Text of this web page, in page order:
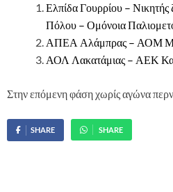
Ελπίδα Γουρρίου –
Πόλου – Ομόνοια
ΑΠΕΑ Αλάμπρας – ΑΟΜ
ΑΟΛ Λακατάμιας – ΑΕΚ
Στην επόμενη φάση χωρίς αγώνα
SHARE SHARE